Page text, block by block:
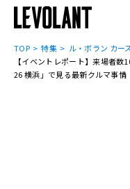
TOP 特集
ル・ボラン カー
【イベントレポート】来場者
26 横浜」で見る最新クルマ事情